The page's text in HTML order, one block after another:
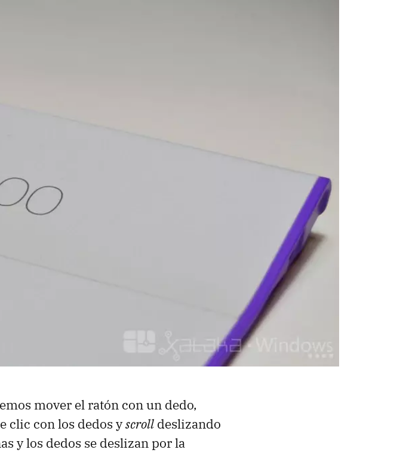
mover el ratón con un dedo,
clic con los dedos yscroll deslizando
y los dedos se deslizan por la